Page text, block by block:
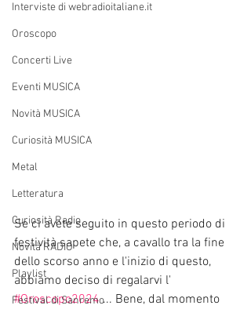
Interviste di webradioitaliane.it
Oroscopo
Concerti Live
Eventi MUSICA
Novità MUSICA
Curiosità MUSICA
Metal
Letteratura
Curiosità Radio
Novità RADIO
Playlist
Festival di Sanremo
Se ci avete seguito in questo periodo di
festività sapete che, a cavallo tra la fine
dello scorso anno e l'inizio di questo,
abbiamo deciso di regalarvi l'
#Oroscopo2024 ... Bene, dal momento